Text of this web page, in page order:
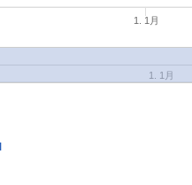
1. 1月
1. 1月